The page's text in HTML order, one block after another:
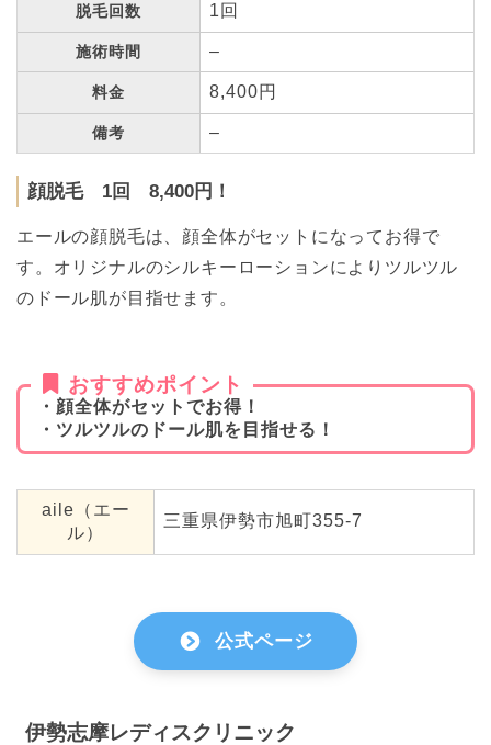
脱毛回数 1回
施術時間 –
料金 8,400円
備考 –
顔脱毛 1回 8,400円！
エールの顔脱毛は、顔全体がセットになってお得で
す。オリジナルのシルキーローションによりツルツル
のドール肌が目指せます。
おすすめポイント
・顔全体がセットでお得！
・ツルツルのドール肌を目指せる！
aile（エー
ル）
三重県伊勢市旭町355-7
公式ページ
伊勢志摩レディスクリニック